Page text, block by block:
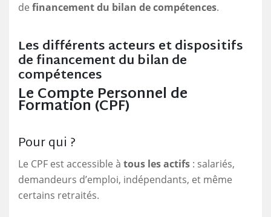
de financement du bilan de compétences.
Les différents acteurs et dispositifs
de financement du bilan de
compétences
Le Compte Personnel de
Formation (CPF)
Pour qui ?
Le CPF est accessible à tous les actifs : salariés,
demandeurs d’emploi, indépendants, et même
certains retraités.